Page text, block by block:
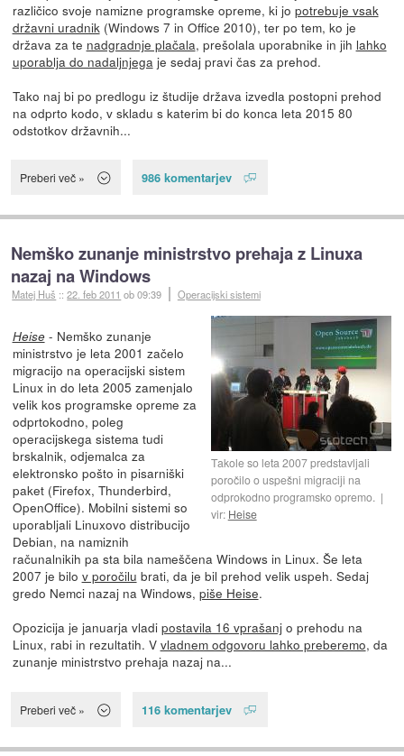
različico svoje namizne programske opreme, ki jo potrebuje vsak
državni uradnik (Windows 7 in Office 2010), ter po tem, ko je
država za te nadgradnje plačala, prešolala uporabnike in jih lahko
uporablja do nadaljnjega je sedaj pravi čas za prehod.
Tako naj bi po predlogu iz študije država izvedla postopni prehod
na odprto kodo, v skladu s katerim bi do konca leta 2015 80
odstotkov državnih...
Preberi več » 986 komentarjev
Nemško zunanje ministrstvo prehaja z Linuxa
nazaj na Windows
Matej Huš ::22. feb 2011 ob 09:39 Operacijski sistemi
Takole so leta 2007 predstavljali
poročilo o uspešni migraciji na
odprokodno programsko opremo.
vir: Heise
Heise- Nemško zunanje
ministrstvo je leta 2001 začelo
migracijo na operacijski sistem
Linux in do leta 2005 zamenjalo
velik kos programske opreme za
odprtokodno, poleg
operacijskega sistema tudi
brskalnik, odjemalca za
elektronsko pošto in pisarniški
paket (Firefox, Thunderbird,
OpenOffice). Mobilni sistemi so
uporabljali Linuxovo distribucijo
Debian, na namiznih
računalnikih pa sta bila nameščena Windows in Linux. Še leta
2007 je bilo v poročilu brati, da je bil prehod velik uspeh. Sedaj
gredo Nemci nazaj na Windows, piše Heise.
Opozicija je januarja vladi postavila 16 vprašanjo prehodu na
Linux, rabi in rezultatih. V vladnem odgovoru lahko preberemo, da
zunanje ministrstvo prehaja nazaj na...
Preberi več » 116 komentarjev